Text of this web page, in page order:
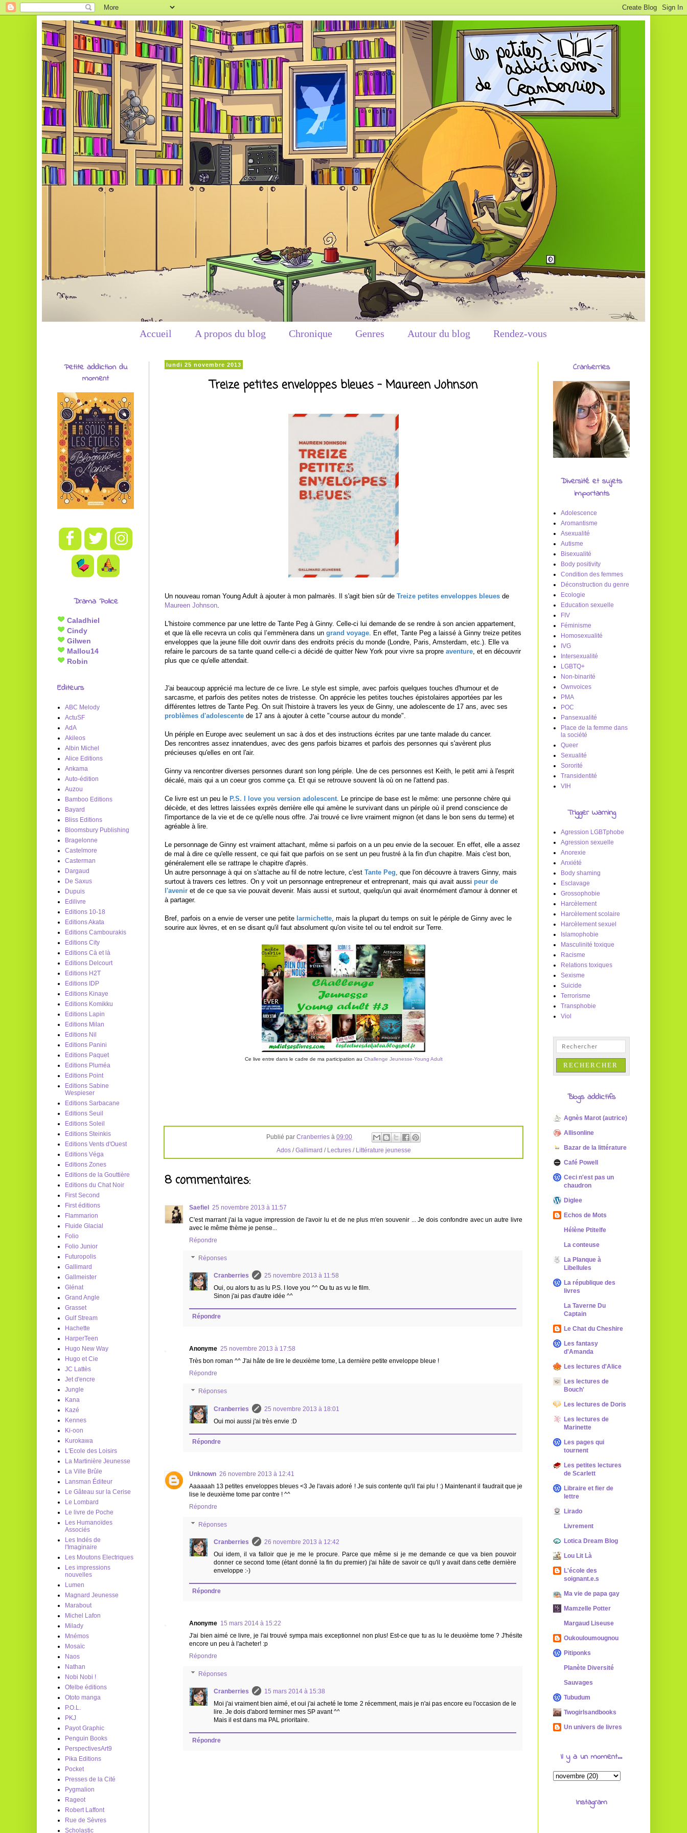
Accueil A propos du blog Chronique Genres Autour du blog Rendez-vous
lundi 25 novembre 2013
Treize petites enveloppes bleues - Maureen Johnson
Un nouveau roman Young Adult à ajouter à mon palmarès. Il s'agit bien sûr de Treize petites enveloppes bleues de
Maureen Johnson
L'histoire commence par une lettre de Tante Peg à Ginny. Celle-ci lui demande de se rendre à son ancien appartement,
et que là elle recevra un colis qui l’emmènera dans un grand voyage . En effet, Tante Peg a laissé à Ginny treize petites
enveloppes que la jeune fille doit ouvrir dans des endroits précis du monde (Londre, Paris, Amsterdam, etc.). Elle va
refaire le parcours de sa tante quand celle-ci a décidé de quitter New York pour vivre sa propre aventure , et en découvrir
plus que ce qu'elle attendait.
J'ai beaucoup apprécié ma lecture de ce livre. Le style est simple, avec parfois quelques touches d'humour et de
sarcasme, et parfois des petites notes de tristesse. On apprécie les petites touches épistolaires apportées par les
différentes lettres de Tante Peg. On suit l'histoire à travers les yeux de Ginny, une adolescente de 17 ans, avec ses
problèmes d'adolescente de 17 ans à ajouter à cette "course autour du monde".
Un périple en Europe avec seulement un sac à dos et des instructions écrites par une tante malade du cancer.
Des rencontres assez innatendues, avec des gens parfois bizarres et parfois des personnes qui s'avèrent plus
précieuses qu'elles en ont l'air.
Ginny va rencontrer diverses personnes durant son long périple. Une de ces personnes est Keith, le petit ami à l'esprit
décalé, mais qui a un coeur gros comme ça. Et qui se retrouve souvent là où on ne l'attend pas.
Ce livre est un peu le P.S. I love you version adolescent . Le principe de base est le même: une personne chère qui
décède, et des lettres laissées exprès derrière elle qui amène le survivant dans un périple où il prend conscience de
l'importance de la vie et de ce qu'elle nous offre. J'ai trouvé ce livre vraiment mignon (et dans le bon sens du terme) et
agréable à lire.
Le personnage de Ginny est vraiment attachant, même si parfois on a un peu envie de la secouer. En effet, elle a assez
de mal à dire ce qu'elle ressent, ce qui fait que parfois on se sent un peu frustré à la fin d'un chapitre. Mais c'est bon,
généralement elle se rattrape le chapitre d'après.
Un autre personnage à qui on s'attache au fil de notre lecture, c'est Tante Peg , que l'on découvre à travers Ginny, mais
surtout à travers ces lettres. On y voit un personnage entrepreneur et entreprenant, mais qui avait aussi peur de
l'avenir et de ce que sa vie pouvait devenir. Mais aussi et surtout, quelqu'un qui avait énormément d'amour à donner et
à partager.
Bref, parfois on a envie de verser une petite larmichette , mais la plupart du temps on suit le périple de Ginny avec le
sourire aux lèvres, et en se disant qu'il faut absolument qu'on visite tel ou tel endroit sur Terre.
Ce live entre dans le cadre de ma participation au Challenge Jeunesse-Young Adult
Publié par Cranberries à 09:00
Ados/Gallimard / Lectures/ Littérature jeunesse
8 commentaires:
Saefiel
25 novembre 2013 à 11:57
C'est marrant j'ai la vague impression de l'avoir lu et de ne plus m'en souvenir ... Je dois confondre avec un autre livre
avec le même thème je pense...
Répondre
Réponses
Cranberries
25 novembre 2013 à 11:58
Oui, ou alors tu as lu P.S. I love you ^^ Ou tu as vu le film.
Sinon j'ai pas d'autre idée ^^
Répondre
Anonyme 25 novembre 2013 à 17:58
Très bon roman ^^ J'ai hâte de lire le deuxième tome, La dernière petite enveloppe bleue !
Répondre
Réponses
Cranberries
25 novembre 2013 à 18:01
Oui moi aussi j'ai très envie :D
Répondre
Unknown 26 novembre 2013 à 12:41
Aaaaaah 13 petites enveloppes bleues <3 Je l'avais adoré ! Je suis contente qu'il t'ai plu ! :) Maintenant il faudrait que je
lise le deuxième tome par contre ! ^^
Répondre
Réponses
Cranberries
26 novembre 2013 à 12:42
Oui idem, il va falloir que je me le procure. Parce que même si je me demande ce que va bien pouvoir
donner ce second tome (étant donné la fin du premier) j'ai hâte de savoir ce qu'il y avait dans cette dernière
enveloppe :-)
Répondre
Anonyme 15 mars 2014 à 15:22
J'ai bien aimé ce livre, je l'ai trouvé sympa mais exceptionnel non plus! Est-ce que tu as lu le deuxième tome ? J'hésite
encore un peu à l'acheter! :p
Répondre
Réponses
Cranberries
15 mars 2014 à 15:38
Moi j'ai vraiment bien aimé, et oui j'ai acheté le tome 2 récemment, mais je n'ai pas encore eu l'occasion de le
lire. Je dois d'abord terminer mes SP avant ^^
Mais il est dans ma PAL prioritaire.
Répondre
Petite addiction du
moment
Drama Police
Caladhiel
Cindy
Gilwen
Mallou14
Robin
Editeurs
ABC Melody
ActuSF
AdA
Akileos
Albin Michel
Alice Editions
Ankama
Auto-édition
Auzou
Bamboo Editions
Bayard
Bliss Editions
Bloomsbury Publishing
Bragelonne
Castelmore
Casterman
Dargaud
De Saxus
Dupuis
Edilivre
Editions 10-18
Editions Akata
Editions Cambourakis
Editions City
Editions Cà et là
Editions Delcourt
Editions H2T
Editions IDP
Editions Kinaye
Editions Komikku
Editions Lapin
Editions Milan
Editions Nil
Editions Panini
Editions Paquet
Editions Pluméa
Editions Point
Editions Sabine
Wespieser
Editions Sarbacane
Editions Seuil
Editions Soleil
Editions Steinkis
Editions Vents d'Ouest
Editions Véga
Editions Zones
Editions de la Gouttière
Editions du Chat Noir
First Second
First éditions
Flammarion
Fluide Glacial
Folio
Folio Junior
Futuropolis
Gallimard
Gallmeister
Glénat
Grand Angle
Grasset
Gulf Stream
Hachette
HarperTeen
Hugo New Way
Hugo et Cie
JC Lattès
Jet d'encre
Jungle
Kana
Kazé
Kennes
Ki-oon
Kurokawa
L'Ecole des Loisirs
La Martinière Jeunesse
La Ville Brûle
Lansman Éditeur
Le Gâteau sur la Cerise
Le Lombard
Le livre de Poche
Les Humanoïdes
Associés
Les Indés de
l'Imaginaire
Les Moutons Electriques
Les impressions
nouvelles
Lumen
Magnard Jeunesse
Marabout
Michel Lafon
Milady
Mnémos
Mosaïc
Naos
Nathan
Nobi Nobi !
Ofelbe éditions
Ototo manga
P.O.L.
PKJ
Payot Graphic
Penguin Books
PerspectivesArt9
Pika Editions
Pocket
Presses de la Cité
Pygmalion
Rageot
Robert Laffont
Rue de Sèvres
Scholastic
Cranberries
Diversité et sujets
importants
Adolescence
Aromantisme
Asexualité
Autisme
Bisexualité
Body positivity
Condition des femmes
Déconstruction du genre
Ecologie
Education sexuelle
FIV
Féminisme
Homosexualité
IVG
Intersexualité
LGBTQ+
Non-binarité
Ownvoices
PMA
POC
Pansexualité
Place de la femme dans
la société
Queer
Sexualité
Sororité
Transidentité
VIH
Trigger Warning
Agression LGBTphobe
Agression sexuelle
Anorexie
Anxiété
Body shaming
Esclavage
Grossophobie
Harcèlement
Harcèlement scolaire
Harcèlement sexuel
Islamophobie
Masculinité toxique
Racisme
Relations toxiques
Sexisme
Suicide
Terrorisme
Transphobie
Viol
Blogs addictifs
Agnès Marot (autrice)
Allisonline
Bazar de la littérature
Café Powell
Ceci n'est pas un
chaudron
Diglee
Echos de Mots
Hélène Ptitelfe
La conteuse
La Planque à
Libellules
La république des
livres
La Taverne Du
Captain
Le Chat du Cheshire
Les fantasy
d'Amanda
Les lectures d'Alice
Les lectures de
Bouch'
Les lectures de Doris
Les lectures de
Marinette
Les pages qui
tournent
Les petites lectures
de Scarlett
Libraire et fier de
lettre
Lirado
Livrement
Lotica Dream Blog
Lou Lit Là
L'école des
soignant.e.s
Ma vie de papa gay
Mamzelle Potter
Margaud Liseuse
Oukouloumougnou
Pitiponks
Planète Diversité
Sauvages
Tubudum
Twogirlsandbooks
Un univers de livres
Il y a un moment...
Instagram